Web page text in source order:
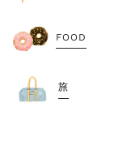
FOOD
旅